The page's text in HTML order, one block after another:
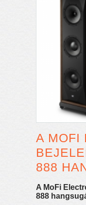
A MOFI
888
A MoFi
888